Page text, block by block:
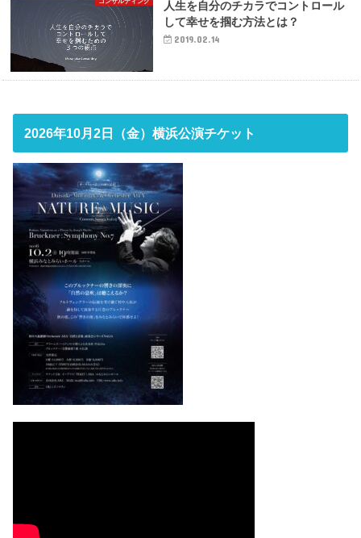
人生を自分のチカラでコントロール
して幸せを掴む方法とは？
2019.02.14
2026年10月2日（金）横浜公演チケット